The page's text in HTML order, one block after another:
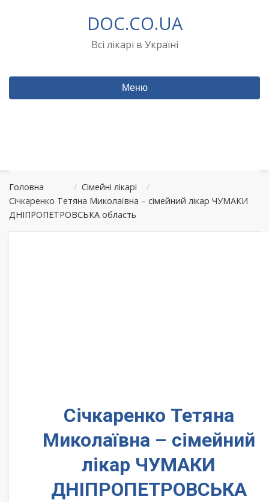
DOC.CO.UA
Всі лікарі в Україні
Меню
Головна / Сімейні лікарі
/
Січкаренко Тетяна Миколаївна – сімейний лікар ЧУМАКИ
ДНІПРОПЕТРОВСЬКА область
Січкаренко Тетяна
Миколаївна – сімейний
лікар ЧУМАКИ
ДНІПРОПЕТРОВСЬКА